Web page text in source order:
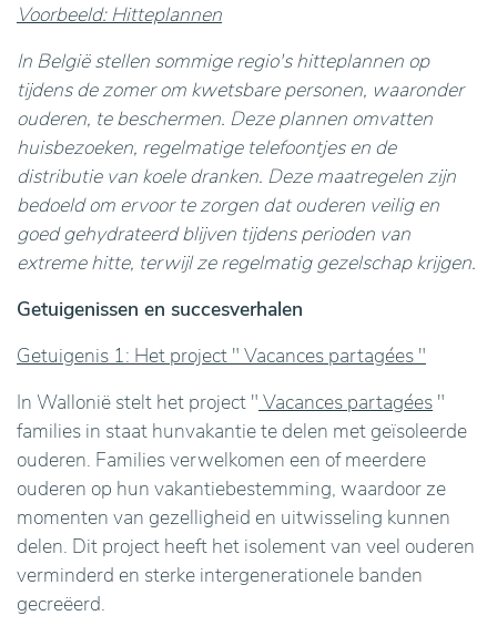
Voorbeeld: Hitteplannen
In België stellen sommige regio's hitteplannen op
tijdens de zomer om kwetsbare personen, waaronder
ouderen, te beschermen. Deze plannen omvatten
huisbezoeken, regelmatige telefoontjes en de
distributie van koele dranken. Deze maatregelen zijn
bedoeld om ervoor te zorgen dat ouderen veilig en
goed gehydrateerd blijven tijdens perioden van
extreme hitte, terwijl ze regelmatig gezelschap krijgen.
Getuigenissen en succesverhalen
Getuigenis 1: Het project " Vacances partagées "
In Wallonië stelt het project " Vacances partagées "
families in staat hunvakantie te delen met geïsoleerde
ouderen. Families verwelkomen een of meerdere
ouderen op hun vakantiebestemming, waardoor ze
momenten van gezelligheid en uitwisseling kunnen
delen. Dit project heeft het isolement van veel ouderen
verminderd en sterke intergenerationele banden
gecreëerd.